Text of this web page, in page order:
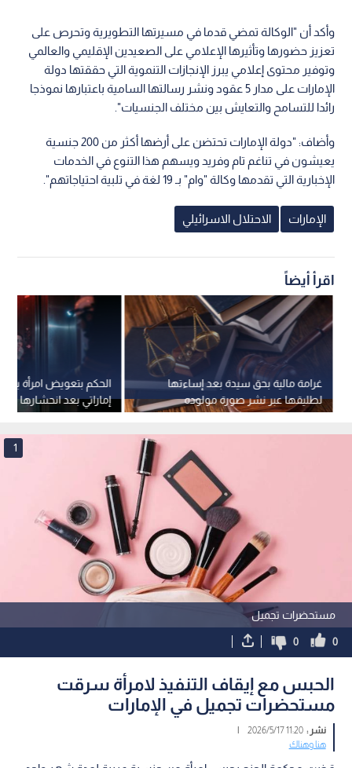
وأكد أن "الوكالة تمضي قدما في مسيرتها التطويرية وتحرص على
تعزيز حضورها وتأثيرها الإعلامي على الصعيدين الإقليمي والعالمي
وتوفير محتوى إعلامي يبرز الإنجازات التنموية التي حققتها دولة
الإمارات على مدار 5 عقود ونشر رسالتها السامية باعتبارها نموذجا
رائدا للتسامح والتعايش بين مختلف الجنسيات".
وأضاف: "دولة الإمارات تحتضن على أرضها أكثر من 200 جنسية
يعيشون في تناغم تام وفريد ويسهم هذا التنوع في الخدمات
الإخبارية التي تقدمها وكالة "وام" بـ 19 لغة في تلبية احتياجاتهم".
الإمارات الاحتلال الاسرائيلي
اقرأ أيضاً
إماراتي بعد انحشارها
غرامة مالية بحق سيدة بعد إساءتها
لطليقها عبر نشر صورة مولوده
الجديد في الإمارات
مستحضرات تجميل
1
0
0
الحبس مع إيقاف التنفيذ لامرأة سرقت
مستحضرات تجميل في الإمارات
نشر :11:20 2026/5/17
|
هنا وهناك